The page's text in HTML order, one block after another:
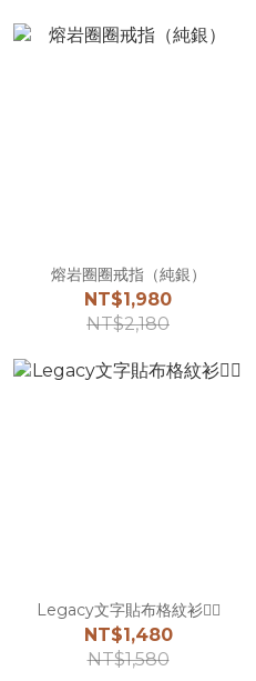
熔岩圈圈戒指（純銀）
NT$1,980
NT$2,180
Legacy文字貼布格紋衫☝🏻
NT$1,480
NT$1,580